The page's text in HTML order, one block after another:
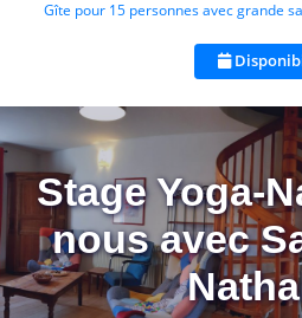
Gîte pour 15 personnes avec grande
Stage Yoga-
nous avec